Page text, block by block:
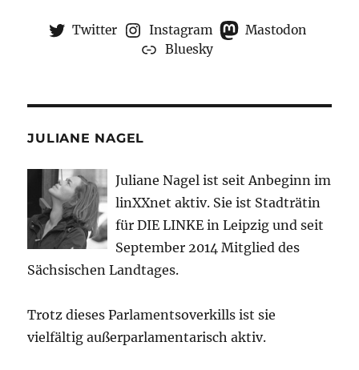
Twitter Instagram
Mastodon
Bluesky
JULIANE NAGEL
Juliane Nagel ist seit Anbeginn im
linXXnet aktiv. Sie ist Stadträtin
für DIE LINKE in Leipzig und seit
September 2014 Mitglied des
Sächsischen Landtages.
Trotz dieses Parlamentsoverkills ist sie
vielfältig außerparlamentarisch aktiv.